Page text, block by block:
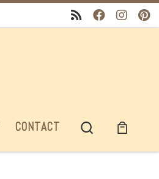
CONTACT Search